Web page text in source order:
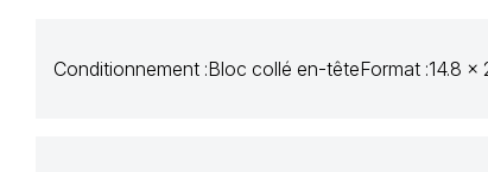
Conditionnement :Bloc collé en-têteFormat :14.8 x